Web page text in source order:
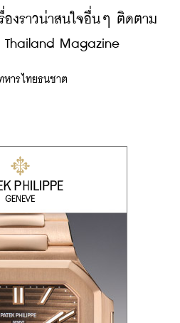
องราวน่าสนใจอื่นๆ ติดตาม
Thailand Magazine
หารไทยธนชาต